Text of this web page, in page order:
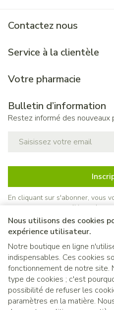
Nous utilisons des cookies
expérience utilisateur.
Notre boutique en ligne
indispensables. Ces cookies
fonctionnement de notre site.
type de cookies ; c'est
possibilité de refuser les
paramètres en la matière.
Contactez nous
Service à la clientèle
Votre pharmacie
Bulletin d’information
Restez informé des
En cliquant sur s'abonner, vous
et acceptez notrepolitique de
Liens légaux